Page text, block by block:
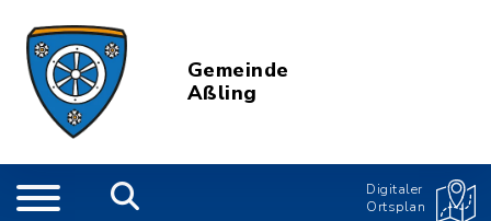
Gemeinde
Aßling
Digitaler
Ortsplan